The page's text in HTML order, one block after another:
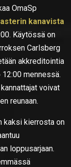
OmaSp
kanavista
Käytössä on
Carlsberg
akkreditointia
mennessä.
voivat
reunaan.
kaksi kierrosta on
loppusarjaan.